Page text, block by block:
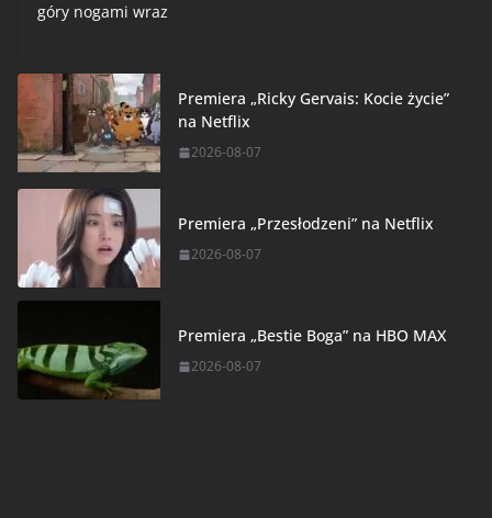
góry nogami wraz
Premiera „Ricky Gervais: Kocie życie”
na Netflix
2026-08-07
Premiera „Przesłodzeni” na Netflix
2026-08-07
Premiera „Bestie Boga” na HBO MAX
2026-08-07